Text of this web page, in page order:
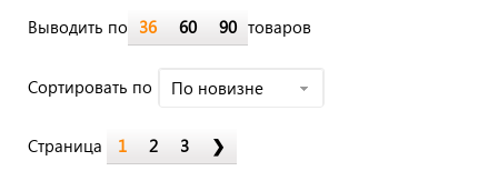
Выводить по 36 60 90 товаров
Cортировать по По новизне
Страница 1 2 3 ❯